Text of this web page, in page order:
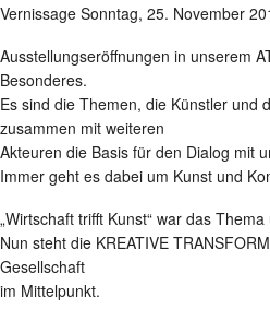
Vernissage Sonntag, 25. November
Ausstellungseröffnungen in unserem
Besonderes.
Es sind die Themen, die Künstler und
zusammen mit weiteren
Akteuren die Basis für den Dialog mit
Immer geht es dabei um Kunst und
„Wirtschaft trifft Kunst“ war das
Nun steht die KREATIVE
Gesellschaft
im Mittelpunkt.